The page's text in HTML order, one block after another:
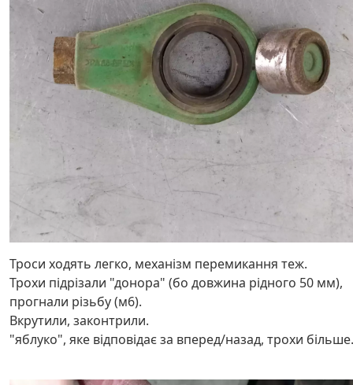
Троси ходять легко, механізм перемикання теж.
Трохи підрізали "донора" (бо довжина рідного 50 мм),
прогнали різьбу (м6).
Вкрутили, законтрили.
"яблуко", яке відповідає за вперед/назад, трохи більше.